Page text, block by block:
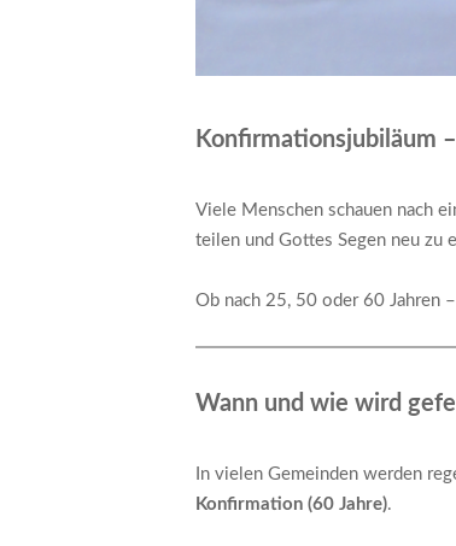
Konfirmationsjubiläum
Viele Menschen schauen nach
teilen und Gottes Segen neu zu
Ob nach 25, 50 oder 60 Jahren
Wann und wie wird
In vielen Gemeinden werden
Konfirmation (60 Jahre).